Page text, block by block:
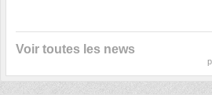
Voir toutes les news